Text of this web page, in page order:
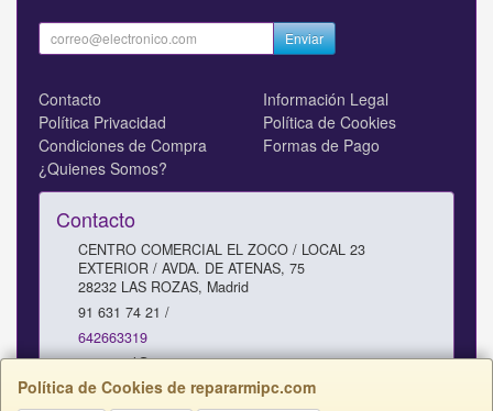
Política de Cookies de repararmipc.com
Enviar
Contacto
Información Legal
Política Privacidad
Política de Cookies
Condiciones de Compra
Formas de Pago
¿Quienes Somos?
Contacto
CENTRO COMERCIAL EL ZOCO / LOCAL 23
EXTERIOR / AVDA. DE ATENAS, 75
28232 LAS ROZAS, Madrid
91 631 74 21 /
642663319
comercial@repararmipc.com